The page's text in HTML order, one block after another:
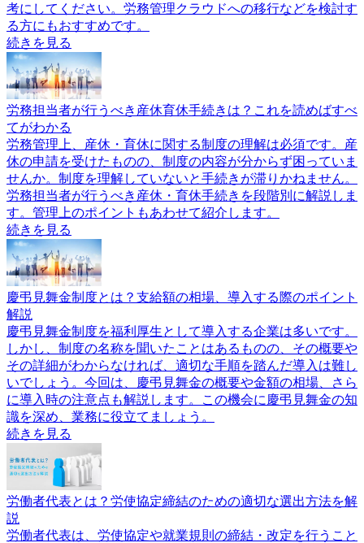
考にしてください。労務管理クラウドへの移行などを検討す
る方にもおすすめです。
続きを見る
労務担当者が行うべき産休育休手続きは？これを読めばすべ
てがわかる
労務管理上、産休・育休に関する制度の理解は必須です。産
休の申請を受けたものの、制度の内容が分からず困っていま
せんか。制度を理解していないと手続きが滞りかねません。
労務担当者が行うべき産休・育休手続きを段階別に解説しま
す。管理上のポイントもあわせて紹介します。
続きを見る
慶弔見舞金制度とは？支給額の相場、導入する際のポイント
解説
慶弔見舞金制度を福利厚生として導入する企業は多いです。
しかし、制度の名称を聞いたことはあるものの、その概要や
その詳細がわからなければ、適切な手順を踏んだ導入は難し
いでしょう。今回は、慶弔見舞金の概要や金額の相場、さら
に導入時の注意点も解説します。この機会に慶弔見舞金の知
識を深め、業務に役立てましょう。
続きを見る
労働者代表とは？労使協定締結のための適切な選出方法を解
説
労働者代表は、労使協定や就業規則の締結・改定を行うこと